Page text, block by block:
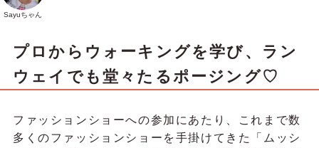
Sayuちゃん
プロからウォーキングを学び、ラン
ウェイでも堂々たるポージング♡
ファッションショーへの参加にあたり、これまで数
多くのファッションショーを手掛けてきた「ムッシ